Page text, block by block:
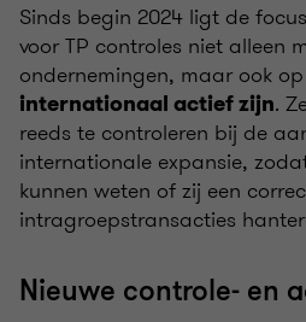
Sinds begin 2024 ligt de
voor TP controles niet alleen
ondernemingen, maar ook op
internationaal actief zijn.
reeds te controleren bij de
internationale expansie,
kunnen weten of zij een
intragroepstransacties
Nieuwe controle- en